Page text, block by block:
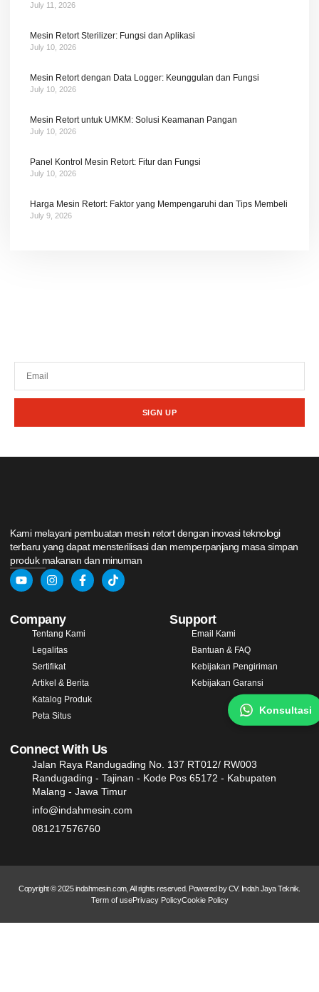
July 11, 2026
Mesin Retort Sterilizer: Fungsi dan Aplikasi
July 10, 2026
Mesin Retort dengan Data Logger: Keunggulan dan Fungsi
July 10, 2026
Mesin Retort untuk UMKM: Solusi Keamanan Pangan
July 10, 2026
Panel Kontrol Mesin Retort: Fitur dan Fungsi
July 10, 2026
Harga Mesin Retort: Faktor yang Mempengaruhi dan Tips Membeli
July 9, 2026
SIGN UP
Kami melayani pembuatan mesin retort dengan inovasi teknologi
terbaru yang dapat mensterilisasi dan memperpanjang masa simpan
produk makanan dan minuman
Company
Tentang Kami
Legalitas
Sertifikat
Artikel & Berita
Katalog Produk
Peta Situs
Support
Email Kami
Bantuan & FAQ
Kebijakan Pengiriman
Kebijakan Garansi
Connect With Us
Jalan Raya Randugading No. 137 RT012/ RW003
Randugading - Tajinan - Kode Pos 65172 - Kabupaten
Malang - Jawa Timur
info@indahmesin.com
081217576760
Copyright © 2025 indahmesin.com, All rights reserved. Powered by CV. Indah Jaya Teknik.
Term of usePrivacy PolicyCookie Policy
Konsultasi